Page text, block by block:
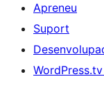
Apreneu
Suport
WordPress.tv